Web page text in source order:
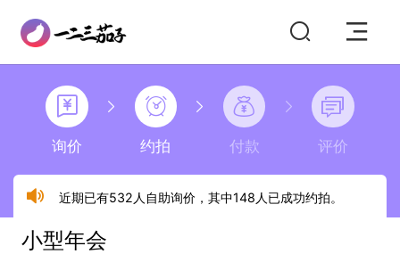
询价 约拍 付款 评价
近期已有532人自助询价，其中148人已成功约拍。
小型年会